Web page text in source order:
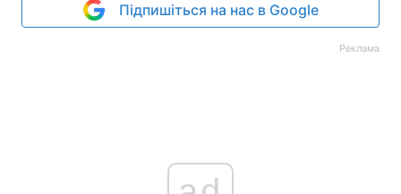
Підпишіться на нас в Google
Реклама